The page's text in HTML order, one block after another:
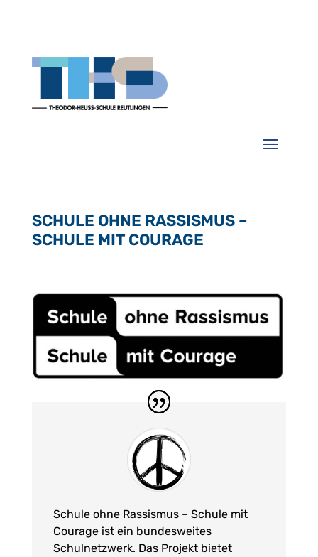
SCHULE OHNE RASSISMUS –
SCHULE MIT COURAGE
Schule ohne Rassismus – Schule mit
Courage ist ein bundesweites
Schulnetzwerk. Das Projekt bietet